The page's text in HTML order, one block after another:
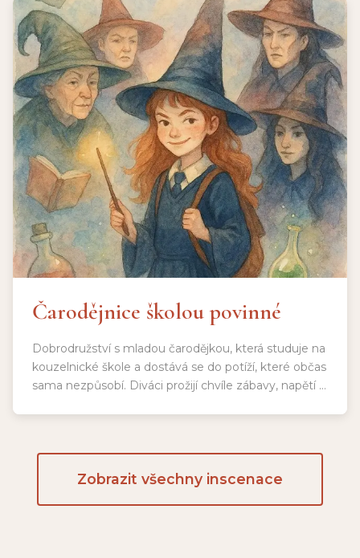
Čarodějnice školou povinné
Dobrodružství s mladou čarodějkou, která studuje na
kouzelnické škole a dostává se do potíží, které občas
sama nezpůsobí. Diváci prožijí chvíle zábavy, napětí a
Zobrazit všechny inscenace